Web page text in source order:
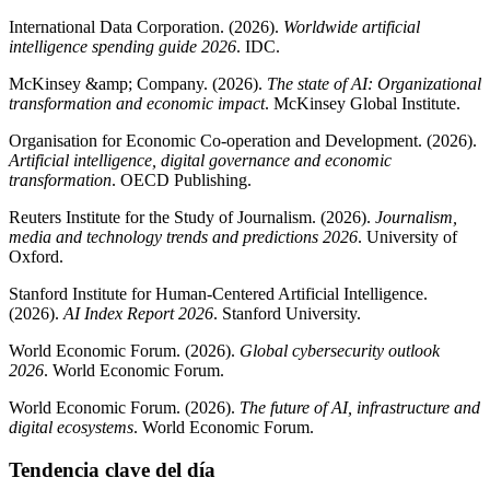
International Data Corporation. (2026). Worldwide artificial
intelligence spending guide 2026. IDC.
McKinsey &amp; Company. (2026). The state of AI: Organizational
transformation and economic impact. McKinsey Global Institute.
Organisation for Economic Co-operation and Development. (2026).
Artificial intelligence, digital governance and economic
transformation. OECD Publishing.
Reuters Institute for the Study of Journalism. (2026). Journalism,
media and technology trends and predictions 2026. University of
Oxford.
Stanford Institute for Human-Centered Artificial Intelligence.
(2026). AI Index Report 2026. Stanford University.
World Economic Forum. (2026). Global cybersecurity outlook
2026. World Economic Forum.
World Economic Forum. (2026). The future of AI, infrastructure and
digital ecosystems. World Economic Forum.
Tendencia clave del día